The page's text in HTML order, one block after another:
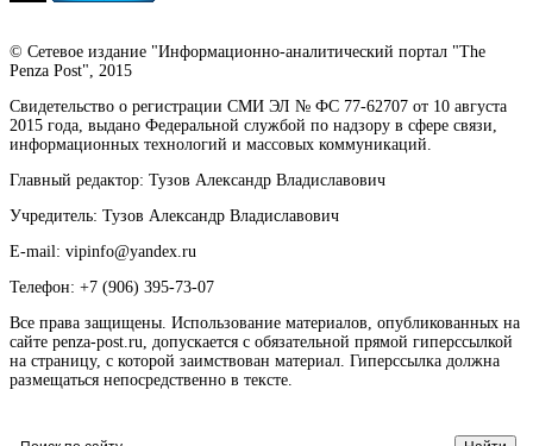
© Сетевое издание "Информационно-аналитический портал "The
Penza Post", 2015
Свидетельство о регистрации СМИ ЭЛ № ФС 77-62707 от 10 августа
2015 года, выдано Федеральной службой по надзору в сфере связи,
информационных технологий и массовых коммуникаций.
Главный редактор: Тузов Александр Владиславович
Учредитель: Тузов Александр Владиславович
E-mail: vipinfo@yandex.ru
Телефон: +7 (906) 395-73-07
Все права защищены. Использование материалов, опубликованных на
сайте penza-post.ru, допускается с обязательной прямой гиперссылкой
на страницу, с которой заимствован материал. Гиперссылка должна
размещаться непосредственно в тексте.